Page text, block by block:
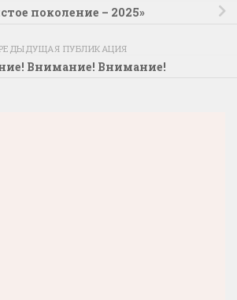
поколение – 2025»
ПУБЛИКАЦИЯ
Внимание! Внимание!